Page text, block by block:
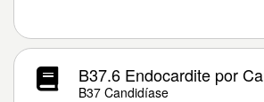
B37.6 Endocardite por
B37 Candidíase